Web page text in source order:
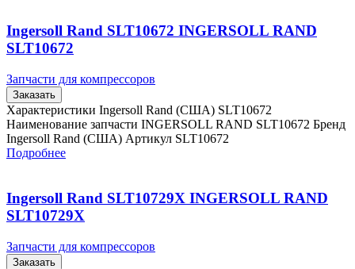
Ingersoll Rand SLT10672 INGERSOLL RAND
SLT10672
Запчасти для компрессоров
Заказать
Характеристики Ingersoll Rand (США) SLT10672
Наименование запчасти INGERSOLL RAND SLT10672 Бренд
Ingersoll Rand (США) Артикул SLT10672
Подробнее
Ingersoll Rand SLT10729X INGERSOLL RAND
SLT10729X
Запчасти для компрессоров
Заказать